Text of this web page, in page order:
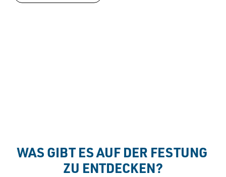
WAS GIBT ES AUF DER FESTUNG
ZU ENTDECKEN?